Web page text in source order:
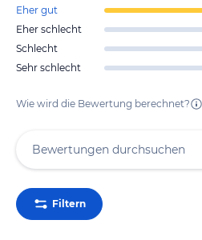
Eher gut
Eher schlecht
Schlecht
Sehr schlecht
Wie wird die Bewertung berechnet?
Filtern